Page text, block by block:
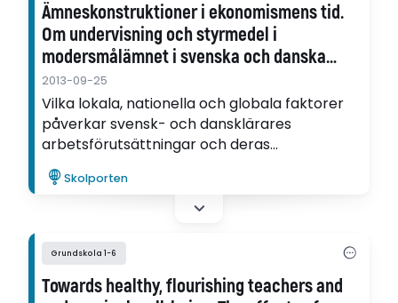
Ämneskonstruktioner i ekonomismens tid.
Om undervisning och styrmedel i
modersmålämnet i svenska och danska
gymnasier
2013-09-25
Vilka lokala, nationella och globala faktorer
påverkar svensk- och dansklärares
arbetsförutsättningar och deras
undervisning? Det har forskaren Bengt
Sjöstedt undersökt.
Skolporten
Grundskola 1-6
Towards healthy, flourishing teachers and